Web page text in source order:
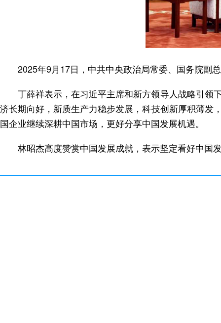
2025年9月17日，中共中央政治局常委、国务院副
丁薛祥表示，在习近平主席和新方领导人战略引领
济长期向好，新质生产力稳步发展，科技创新厚积薄发
国企业继续深耕中国市场，更好分享中国发展机遇。
林昭杰高度赞赏中国发展成就，表示坚定看好中国